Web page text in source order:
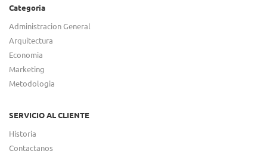
Categoria
Administracion General
Arquitectura
Economia
Marketing
Metodologia
SERVICIO AL CLIENTE
Historia
Contactanos